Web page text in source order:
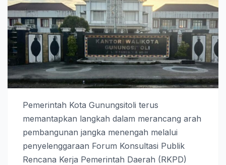
Pemerintah Kota Gunungsitoli terus
memantapkan langkah dalam merancang arah
pembangunan jangka menengah melalui
penyelenggaraan Forum Konsultasi Publik
Rencana Kerja Pemerintah Daerah (RKPD)